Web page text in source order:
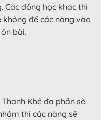
Các đồng học khác thì
không để các nàng vào
bài.
Khê đa phần sẽ
thì các nàng sẽ